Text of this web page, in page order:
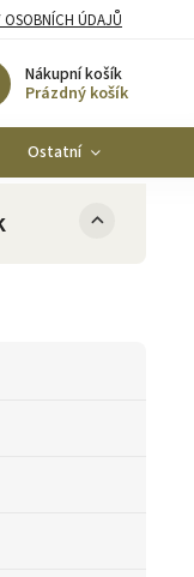
ÚDAJŮ
Nákupní košík
Prázdný košík
Ostatní